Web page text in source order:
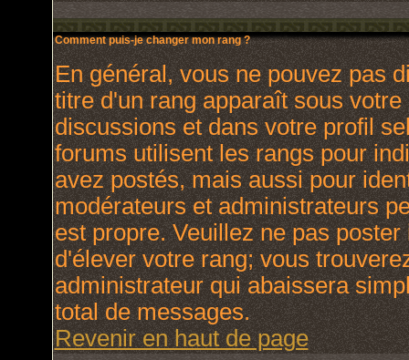
Comment puis-je changer mon rang ?
En général, vous ne pouvez pas
titre d'un rang apparaît sous
discussions et dans votre profil
forums utilisent les rangs pour
avez postés, mais aussi pour
modérateurs et administrateurs
est propre. Veuillez ne pas
d'élever votre rang; vous
administrateur qui abaissera
total de messages.
Revenir en haut de page